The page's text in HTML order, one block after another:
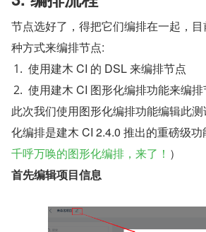
节点选好了，得把它们编排在一起，
种方式来编排节点:
使用建木 CI 的 DSL 来编排节点
使用建木 CI 图形化编排功能来编排
此次我们使用图形化编排功能编辑此
化编排是建木 CI 2.4.0 推出的重磅级
千呼万唤的图形化编排，来了！ ）
首先编辑项目信息